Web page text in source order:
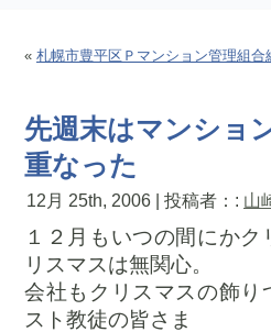
« 札幌市豊平区Ｐマンション管理組合
先週末はマンショ
重なった
12月 25th, 2006 | 投稿者：: 山
１２月もいつの間にか
リスマスは無関心。
会社もクリスマスの飾
スト教徒の皆さま